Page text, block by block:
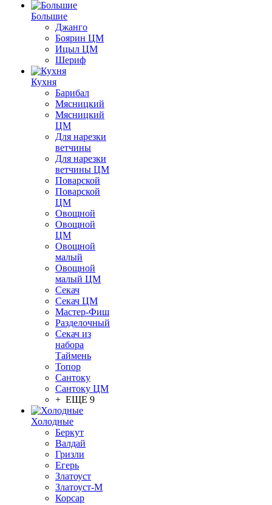
Большие
Джанго
Боярин ЦМ
Ицыл ЦМ
Шериф
Кухня
Барибал
Мясницкий
Мясницкий
ЦМ
Для нарезки
ветчины
Для нарезки
ветчины ЦМ
Поварской
Поварской
ЦМ
Овощной
Овощной
ЦМ
Овощной
малый
Овощной
малый ЦМ
Секач
Секач ЦМ
Мастер-Фиш
Разделочный
Секач из
набора
Таймень
Топор
Сантоку
Сантоку ЦМ
+ ЕЩЕ 9
Холодные
Беркут
Валдай
Гризли
Егерь
Златоуст
Златоуст-М
Корсар